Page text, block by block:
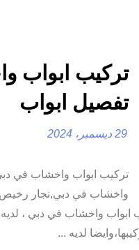
تفصيل ابواب
29 ديسمبر، 2024
واخشاب في دبي,نجار رخيص
واخشاب في دبي ، لديه
لديه ...